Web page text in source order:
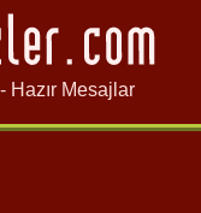
Mesajlar